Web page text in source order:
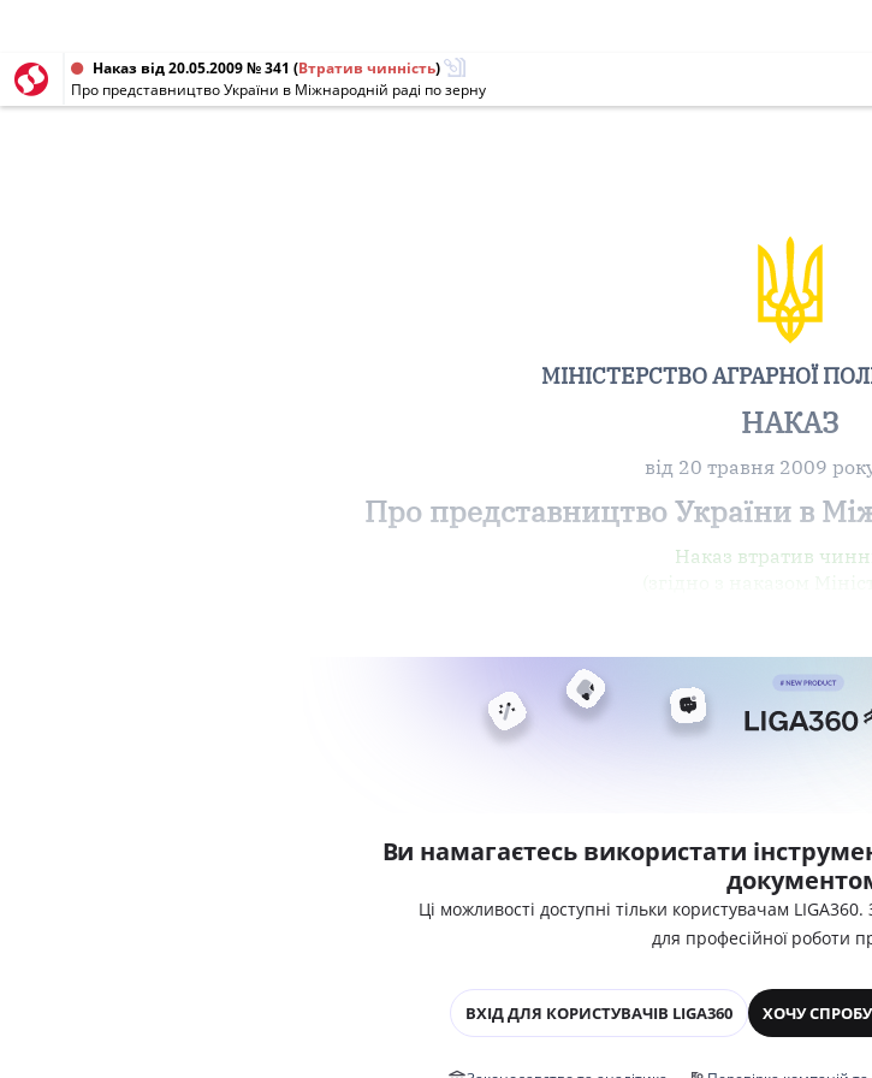
Наказ від 20.05.2009 № 341 (Втратив чинність)
Про представництво України в Міжнародній раді по зерну
МІНІСТЕРСТВО АГРАРНОЇ
НАКАЗ
від 20 травня 2009
Про представництво України в
Наказ втратив
Ви намагаєтесь використати
Ці можливості доступні тільки користувачам
для професійної роботи
ВХІД ДЛЯ КОРИСТУВАЧІВ LIGA360 ХОЧУ